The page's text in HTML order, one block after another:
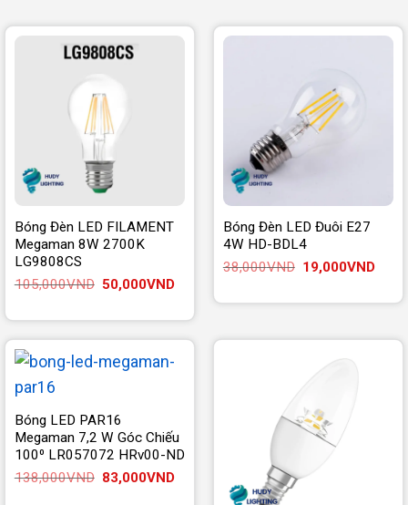
Bóng Đèn LED FILAMENT
Megaman 8W 2700K
LG9808CS
105,000VND Giá
gốc
105,000VND.
50,000VNDGiá
là:
50,000VND.
Bóng Đèn LED Đuôi E27
4W HD-BDL4
38,000VND Giá
gốc
38,000VND.
19,000VNDGiá
là:
Bóng LED PAR16
Megaman 7,2 W Góc Chiếu
100⁰ LR057072 HRv00-ND
138,000VND Giá
83,000VNDGiá